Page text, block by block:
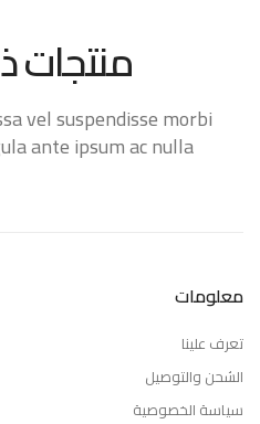
منتجات
vel suspendisse morbi
ante ipsum ac nulla.
معلومات
تعرف علينا
الشحن والتوصيل
سياسة الخصوصية